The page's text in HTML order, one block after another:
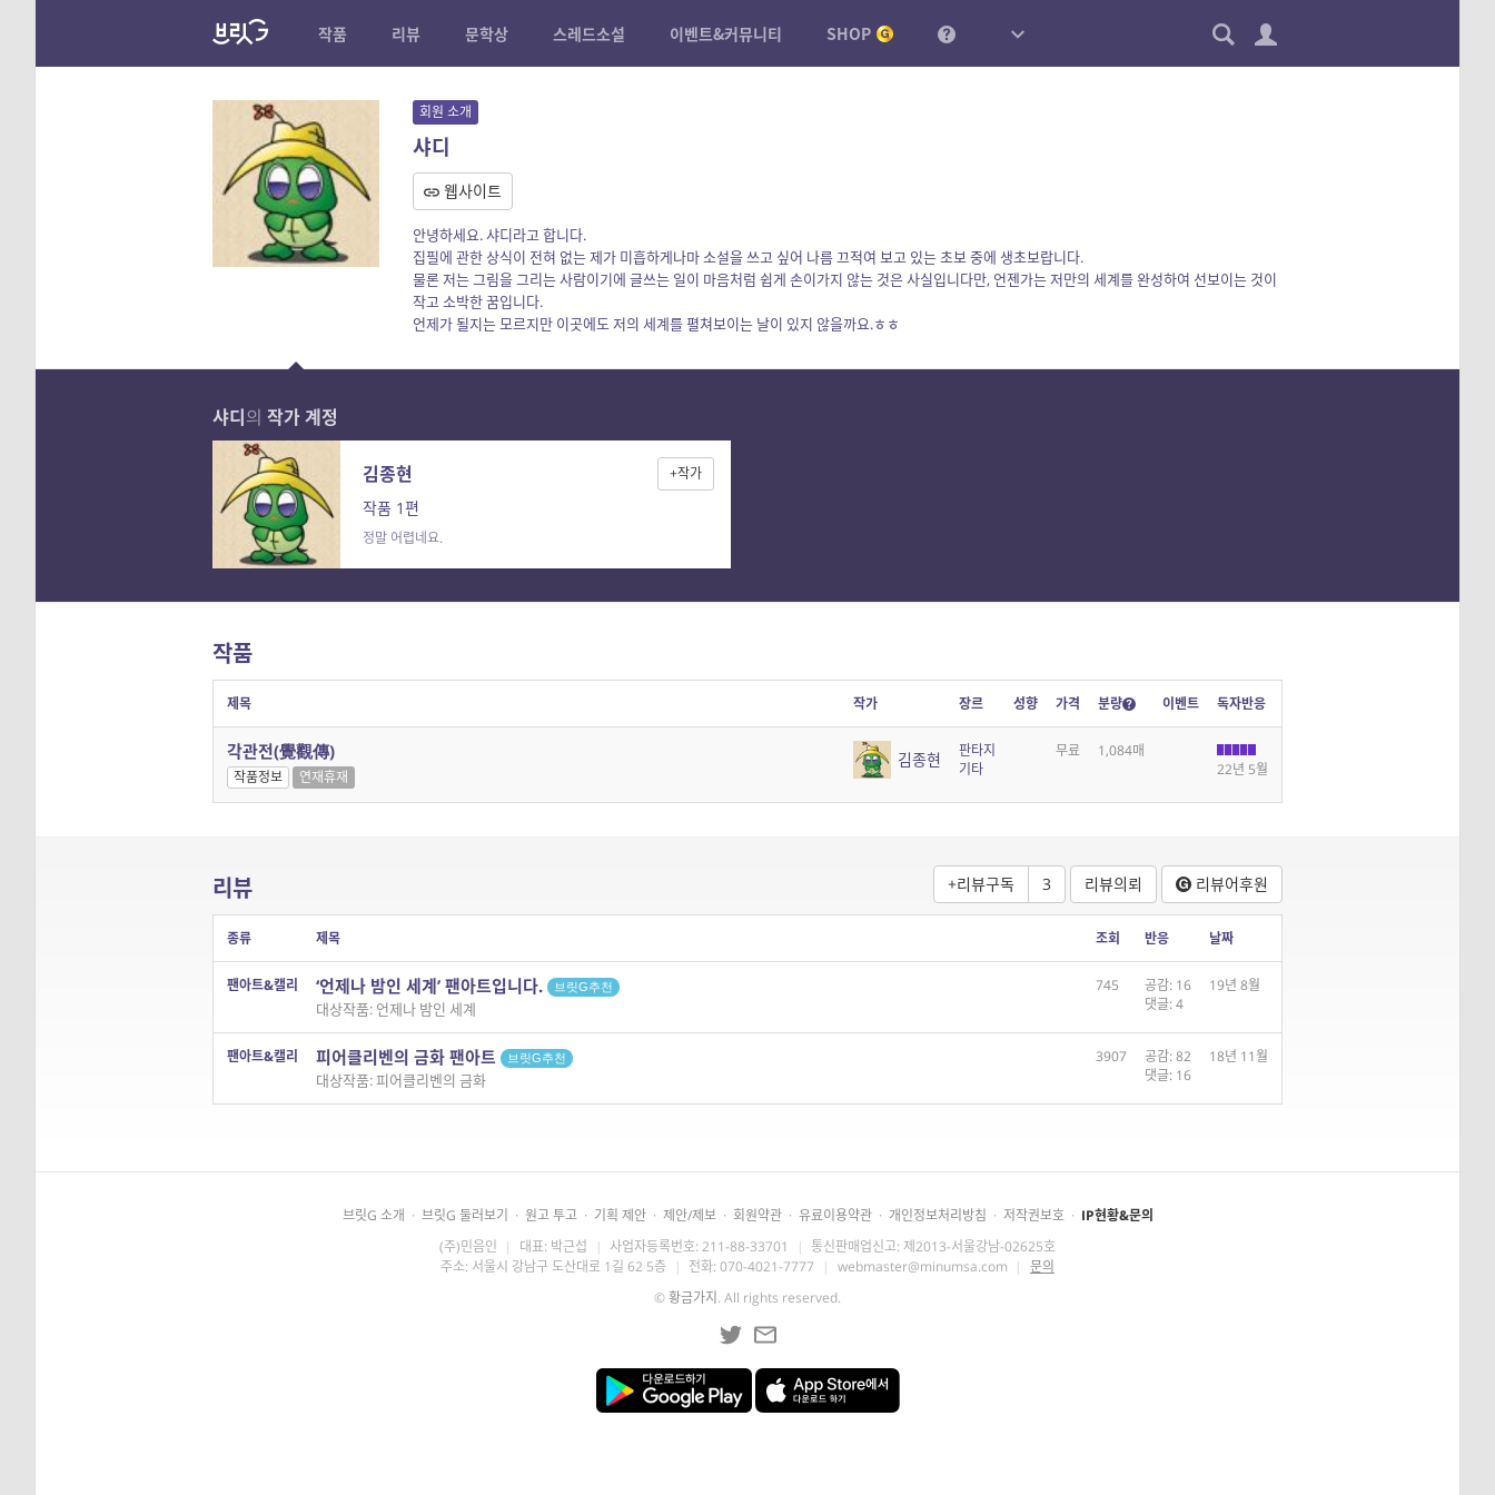
작품 리뷰 문학상 스레드소설 이벤트&커뮤니티 SHOP
회원 소개
샤디
웹사이트
안녕하세요. 샤디라고 합니다.
집필에 관한 상식이 전혀 없는 제가 미흡하게나마 소설을 쓰고 싶어 나름 끄적여 보고 있는 초보 중에 생초보랍니다.
물론 저는 그림을 그리는 사람이기에 글쓰는 일이 마음처럼 쉽게 손이가지 않는 것은 사실입니다만, 언젠가는 저만의 세계를 완성하여 선보이는 것이
작고 소박한 꿈입니다.
언제가 될지는 모르지만 이곳에도 저의 세계를 펼쳐보이는 날이 있지 않을까요.ㅎㅎ
샤디의 작가 계정
김종현
작품 1편
정말 어렵네요.
+작가
작품
제목 작가 장르 성향 가격 분량 이벤트 독자반응
각관전(覺觀傳)
작품정보 연재휴재
김종현
판타지
기타
무료
1,084매
22년 5월
리뷰 +리뷰구독 3 리뷰의뢰 리뷰어후원
종류 제목 조회 반응 날짜
팬아트&캘리 ‘언제나 밤인 세계’ 팬아트입니다. 브릿G추천
대상작품: 언제나 밤인 세계
745
공감: 16
댓글: 4
19년 8월
팬아트&캘리 피어클리벤의 금화 팬아트 브릿G추천
대상작품: 피어클리벤의 금화
3907
공감: 82
댓글: 16
18년 11월
브릿G 소개 · 브릿G 둘러보기 · 원고 투고 · 기획 제안 · 제안/제보 · 회원약관 · 유료이용약관 · 개인정보처리방침 · 저작권보호 · IP현황&문의
(주)민음인 | 대표: 박근섭 | 사업자등록번호: 211-88-33701 | 통신판매업신고: 제2013-서울강남-02625호
주소: 서울시 강남구 도산대로 1길 62 5층 | 전화: 070-4021-7777 | webmaster@minumsa.com | 문의
©황금가지 . All rights reserved.